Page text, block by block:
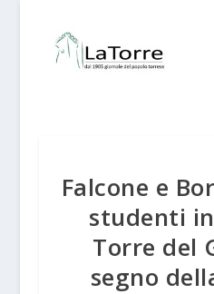
Falcone e
studenti
Torre del
segno